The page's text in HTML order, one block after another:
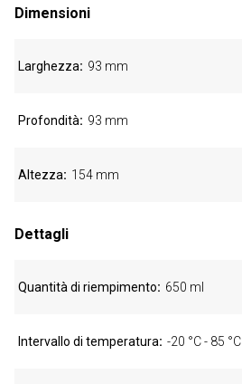
Dimensioni
Larghezza 93 mm
Profondità 93 mm
Altezza 154 mm
Dettagli
Quantità di riempimento 650 ml
Intervallo di temperatura -20 °C - 85 °C